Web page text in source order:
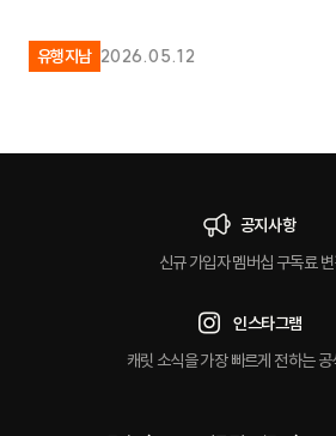
유행지남 2026.05.12
공지사항
신규 가입자 멤버십 구독료
인스타그램
캐릿 소식을 가장 빠르게 전하는